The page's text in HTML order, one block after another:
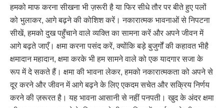
हमको माफ करना सीखना भी ज़रूरी है या फिर सीधे तौर पर बीते हुए पलों
को भुलाकर, आगे बढ़ने की कोशिश करें। नकारात्मक भावनाओं से निपटना
सीखें, हमको दुख पहुँचाने वाले व्यक्ति का सामना करें और अपने जीवन में
आगे बढ़ते जाएँ। क्षमा करना पसंद करें, क्योंकि बड़े बुजुर्गों की कहावत भीहै
क्षमादान महादान, क्षमा करके भी हम सामने वाले को एक यादगार सजा के
रूप में दे सकते हैं। क्षमा की भावना लेकर, हमको नकारात्मकता को अपने से
दूर करने और जीवन में आगे बढ़ने के लिए एकदम सचेत और सक्रिय निर्णय
करने की ज़रूरत है। यह भावना आसानी से नहीं पनपती। खुद के अंदर क्षमा